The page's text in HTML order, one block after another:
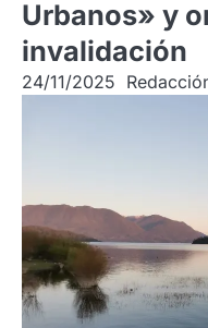
Urbanos» y
invalidación
24/11/2025